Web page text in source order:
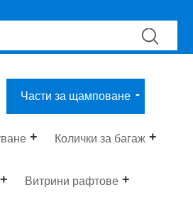
Части за щамповане
Колички за багаж
Витрини рафтове